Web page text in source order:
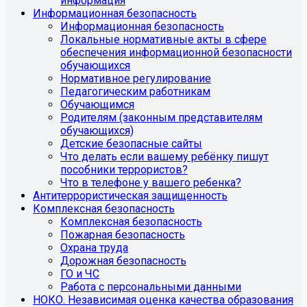
Информационная безопасность
Информационная безопасность
Локальные нормативные акты в сфере
обеспечения информационной безопасности
обучающихся
Нормативное регулирование
Педагогическим работникам
Обучающимся
Родителям (законным представителям
обучающихся)
Детские безопасные сайты
Что делать если вашему ребёнку пишут
пособники террористов?
Что в телефоне у вашего ребенка?
Антитеррористическая защищенность
Комплексная безопасность
Комплексная безопасность
Пожарная безопасность
Охрана труда
Дорожная безопасность
ГО и ЧС
Работа с персональными данными
НОКО. Независимая оценка качества образования